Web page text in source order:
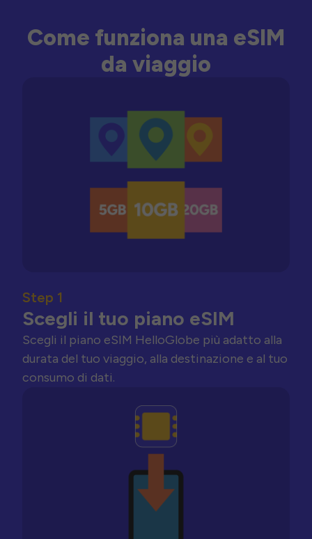
Come funziona una eSIM
da viaggio
Step 1
Scegli il tuo piano eSIM
Scegli il piano eSIM HelloGlobe più adatto alla
durata del tuo viaggio, alla destinazione e al tuo
consumo di dati.